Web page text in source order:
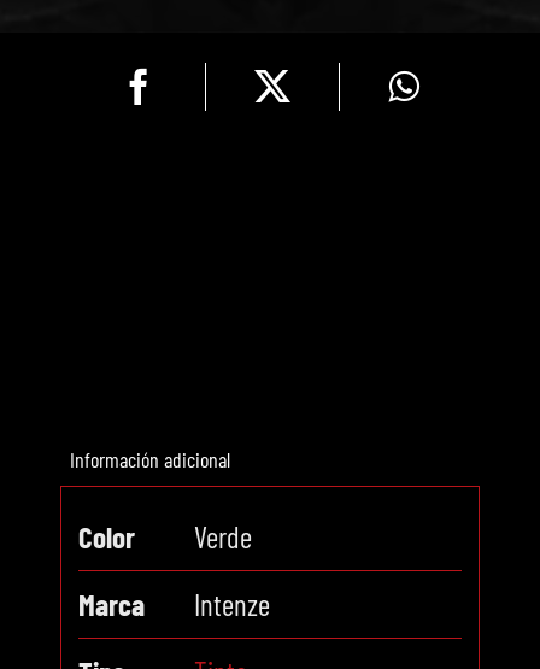
cantidad
Información adicional
Color
Verde
Marca
Intenze